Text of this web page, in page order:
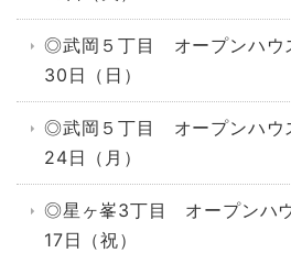
◎武岡５丁目 オープンハ
30日（日）
◎武岡５丁目 オープンハ
24日（月）
◎星ヶ峯3丁目 オープンハ
17日（祝）